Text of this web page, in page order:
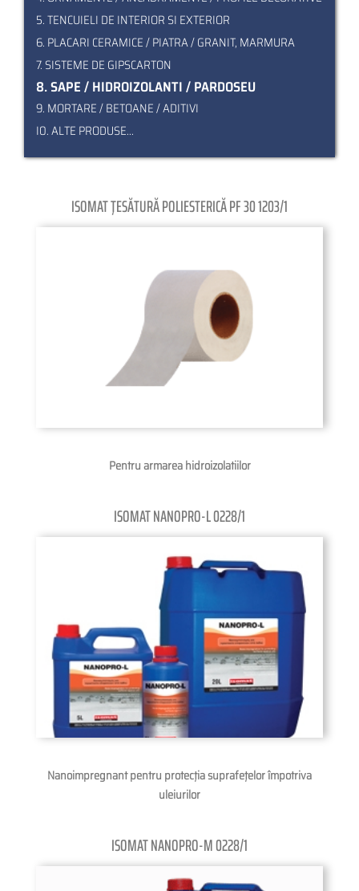
5. TENCUIELI DE INTERIOR SI EXTERIOR
6. PLACARI CERAMICE / PIATRA / GRANIT, MARMURA
7. SISTEME DE GIPSCARTON
8. SAPE / HIDROIZOLANTI / PARDOSEU
9. MORTARE / BETOANE / ADITIVI
I0. ALTE PRODUSE...
PaginationISOMAT ŢESĂTURĂ POLIESTERICĂ PF 30 1203/1
Pentru armarea hidroizolatiilor
ISOMAT NANOPRO-L 0228/1
Nanoimpregnant pentru protecţia suprafeţelor împotriva
uleiurilor
ISOMAT NANOPRO-M 0228/1